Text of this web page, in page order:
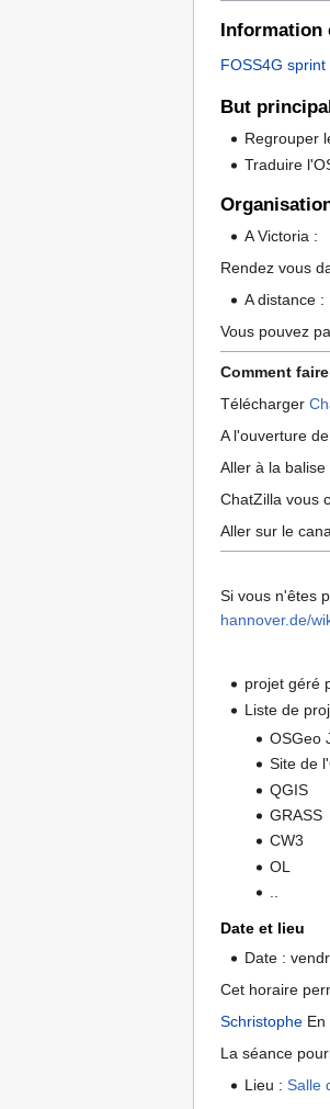
Information
FOSS4G sprint
But
Regrouper
Traduire
A Victoria :
Rendez vous
A distance :
Vous pouvez
Comment
Télécharger
A l'ouverture
Aller à la
ChatZilla vous
Aller sur le
Si vous n'êtes
hannover.de/
projet géré
Liste de
OSGeo
Site de
QGIS
GRASS
CW3
OL
Date et lieu
Date :
Cet horaire
Schristophe En
La séance
Lieu :Salle